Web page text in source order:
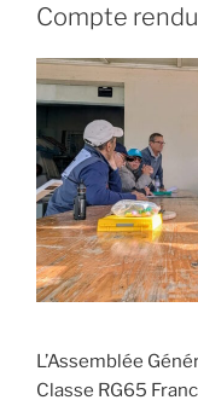
Compte rendu
L’Assemblée
Classe RG65